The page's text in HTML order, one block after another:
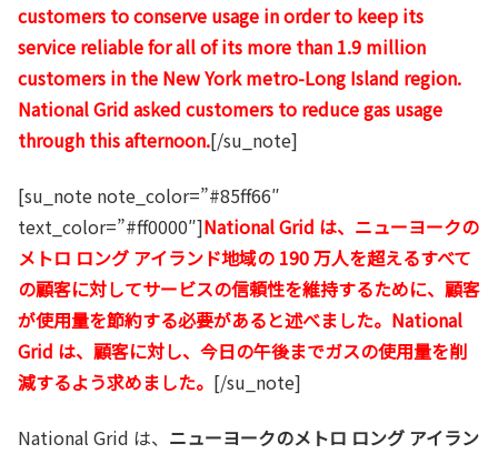
customers to conserve usage in order to keep its
service reliable for all of its more than 1.9 million
customers in the New York metro-Long Island region.
National Grid asked customers to reduce gas usage
through this afternoon.[/su_note]
[su_note note_color=”#85ff66″
text_color=”#ff0000″]National Grid は、ニューヨークの
メトロ ロング アイランド地域の 190 万人を超えるすべて
の顧客に対してサービスの信頼性を維持するために、顧客
が使用量を節約する必要があると述べました。National
Grid は、顧客に対し、今日の午後までガスの使用量を削
減するよう求めました。 [/su_note]
National Grid は、 ニューヨークのメトロ ロング アイラン